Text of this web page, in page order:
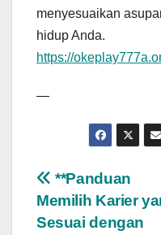
menyesuaikan
hidup Anda.
https://
—
Post
navigation
**Panduan
Memilih Karier
Sesuai dengan